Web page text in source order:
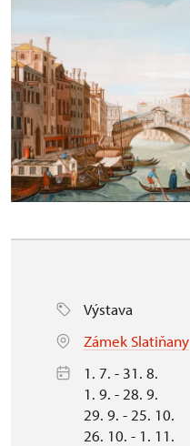
Výstava
Zámek Slatiňany
1. 7. - 31. 8.
1. 9. - 28. 9.
29. 9. - 25. 10.
26. 10. - 1. 11.